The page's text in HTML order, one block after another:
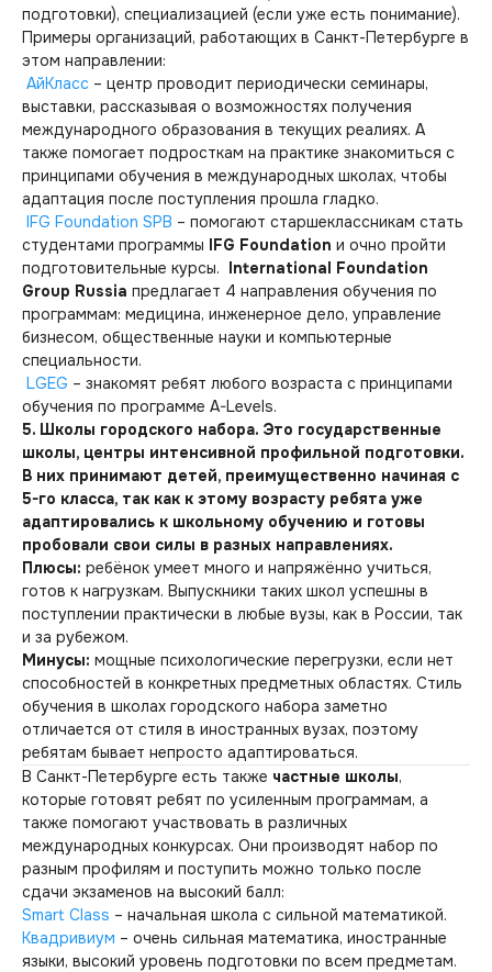
подготовки), специализацией (если уже есть понимание).
Примеры организаций, работающих в Санкт-Петербурге в
этом направлении:
АйКласс – центр проводит периодически семинары,
выставки, рассказывая о возможностях получения
международного образования в текущих реалиях. А
также помогает подросткам на практике знакомиться с
принципами обучения в международных школах, чтобы
адаптация после поступления прошла гладко.
IFG Foundation SPB – помогают старшеклассникам стать
студентами программы IFG Foundation и очно пройти
подготовительные курсы. International Foundation
Group Russia предлагает 4 направления обучения по
программам: медицина, инженерное дело, управление
бизнесом, общественные науки и компьютерные
специальности.
LGEG – знакомят ребят любого возраста с принципами
обучения по программе A-Levels.
5. Школы городского набора. Это государственные
школы, центры интенсивной профильной подготовки.
В них принимают детей, преимущественно начиная с
5-го класса, так как к этому возрасту ребята уже
адаптировались к школьному обучению и готовы
пробовали свои силы в разных направлениях.
Плюсы: ребёнок умеет много и напряжённо учиться,
готов к нагрузкам. Выпускники таких школ успешны в
поступлении практически в любые вузы, как в России, так
и за рубежом.
Минусы: мощные психологические перегрузки, если нет
способностей в конкретных предметных областях. Стиль
обучения в школах городского набора заметно
отличается от стиля в иностранных вузах, поэтому
ребятам бывает непросто адаптироваться.
В Санкт-Петербурге есть также частные школы,
которые готовят ребят по усиленным программам, а
также помогают участвовать в различных
международных конкурсах. Они производят набор по
разным профилям и поступить можно только после
сдачи экзаменов на высокий балл:
Smart Class – начальная школа с сильной математикой.
Квадривиум – очень сильная математика, иностранные
языки, высокий уровень подготовки по всем предметам.